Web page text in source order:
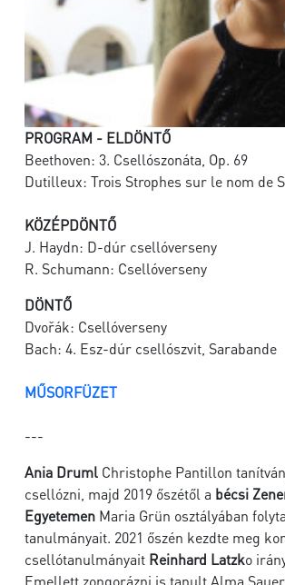
PROGRAM - ELDÖNTŐ
Beethoven: 3. Csellószonáta, Op. 69
Dutilleux: Trois Strophes sur le nom de
KÖZÉPDÖNTŐ
J. Haydn: D-dúr csellóverseny
R. Schumann: Csellóverseny
DÖNTŐ
Dvořák: Csellóverseny
Bach: 4. Esz-dúr csellószvit, Sarabande
MŰSORFÜZET
---
Ania Druml Christophe Pantillon
csellózni, majd 2019 őszétől a bécsi
Egyetemen Maria Grün osztályában
tanulmányait. 2021 őszén kezdte meg
csellótanulmányait Reinhard Latzko
Emellett zongorázni is tanult Alma